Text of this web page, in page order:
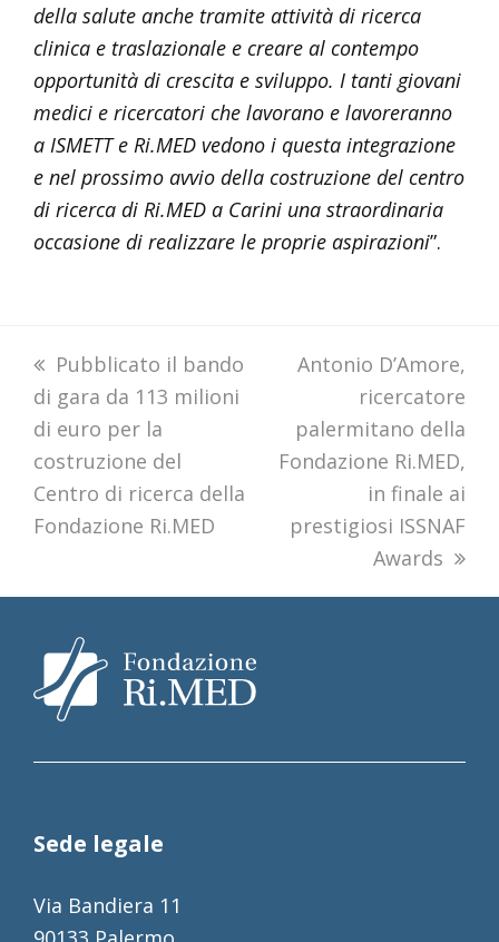
della salute anche tramite attività di ricerca
clinica e traslazionale e creare al contempo
opportunità di crescita e sviluppo. I tanti giovani
medici e ricercatori che lavorano e lavoreranno
a ISMETT e Ri.MED vedono i questa integrazione
e nel prossimo avvio della costruzione del centro
di ricerca di Ri.MED a Carini una straordinaria
occasione di realizzare le proprie aspirazioni”.
previous
post:
Pubblicato il bando
di gara da 113 milioni
di euro per la
costruzione del
Centro di ricerca della
Fondazione Ri.MED
next
Antonio D’Amore,
ricercatore
palermitano della
Fondazione Ri.MED,
in finale ai
prestigiosi ISSNAF
Awards
Sede legale
Via Bandiera 11